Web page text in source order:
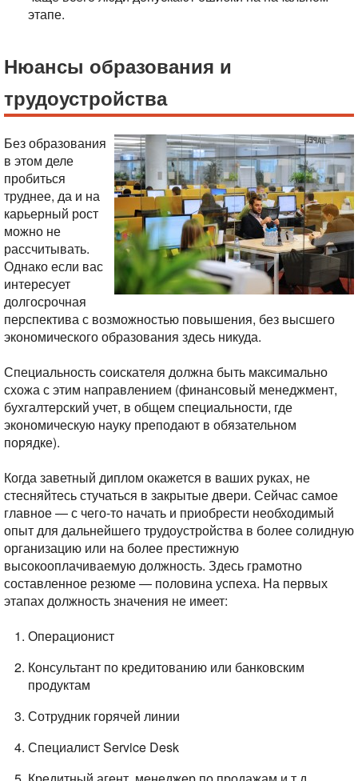
этапе.
Нюансы образования и
трудоустройства
Без образования
в этом деле
пробиться
труднее, да и на
карьерный рост
можно не
рассчитывать.
Однако если вас
интересует
долгосрочная
перспектива с возможностью повышения, без высшего
экономического образования здесь никуда.
Специальность соискателя должна быть максимально
схожа с этим направлением (финансовый менеджмент,
бухгалтерский учет, в общем специальности, где
экономическую науку преподают в обязательном
порядке).
Когда заветный диплом окажется в ваших руках, не
стесняйтесь стучаться в закрытые двери. Сейчас самое
главное — с чего-то начать и приобрести необходимый
опыт для дальнейшего трудоустройства в более солидную
организацию или на более престижную
высокооплачиваемую должность. Здесь грамотно
составленное резюме — половина успеха. На первых
этапах должность значения не имеет:
Операционист
Консультант по кредитованию или банковским
продуктам
Сотрудник горячей линии
Специалист Service Desk